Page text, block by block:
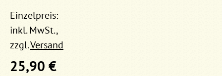
Einzelpreis:
inkl. MwSt.,
zzgl.Versand
25,90 €